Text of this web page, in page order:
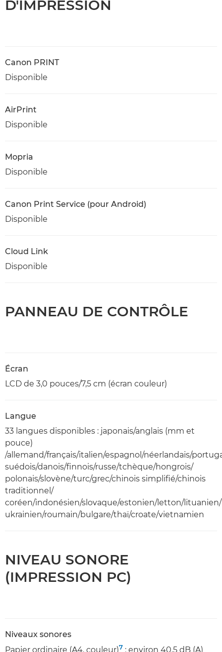
D'IMPRESSION
Canon PRINT
Disponible
AirPrint
Disponible
Mopria
Disponible
Canon Print Service (pour Android)
Disponible
Cloud Link
Disponible
PANNEAU DE CONTRÔLE
Écran
LCD de 3,0 pouces/7,5 cm (écran couleur)
Langue
33 langues disponibles : japonais/anglais (mm et
pouce)
/allemand/français/italien/espagnol/néerlandais/
suédois/danois/finnois/russe/tchèque/hongrois/
polonais/slovène/turc/grec/chinois simplifié/chinois
traditionnel/
coréen/indonésien/slovaque/estonien/letton/lituanien/
ukrainien/roumain/bulgare/thaï/croate/vietnamien
NIVEAU SONORE
(IMPRESSION PC)
Niveaux sonores
Papier ordinaire (A4, couleur)7 : environ 40,5 dB (A)